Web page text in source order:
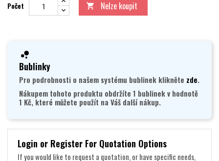
Počet  Nelze koupit
Bublinky
Pro podrobnosti o našem systému bublinek klikněte zde.
Nákupem tohoto produktu obdržíte 1 bublinek v hodnotě
1 Kč, které můžete použít na Váš další nákup.
Login or Register For Quotation Options
If you would like to request a quotation, or have specific needs,